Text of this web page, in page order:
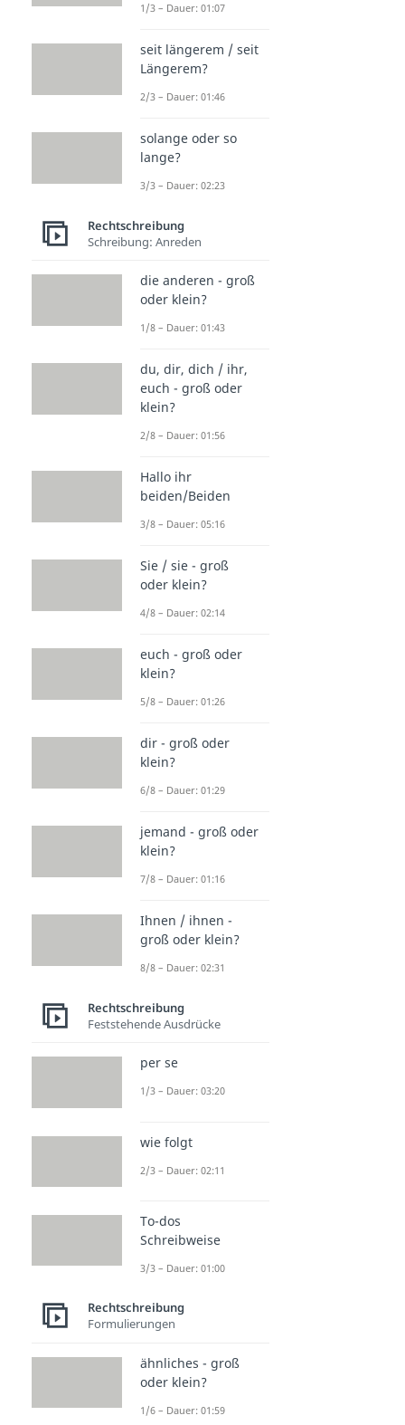
1/3 – Dauer: 01:07
seit längerem / seit
Längerem?
2/3 – Dauer: 01:46
solange oder so
lange?
3/3 – Dauer: 02:23
Rechtschreibung
Schreibung: Anreden
die anderen - groß
oder klein?
1/8 – Dauer: 01:43
du, dir, dich / ihr,
euch - groß oder
klein?
2/8 – Dauer: 01:56
Hallo ihr
beiden/Beiden
3/8 – Dauer: 05:16
Sie / sie - groß
oder klein?
4/8 – Dauer: 02:14
euch - groß oder
klein?
5/8 – Dauer: 01:26
dir - groß oder
klein?
6/8 – Dauer: 01:29
jemand - groß oder
klein?
7/8 – Dauer: 01:16
Ihnen / ihnen -
groß oder klein?
8/8 – Dauer: 02:31
Rechtschreibung
Feststehende Ausdrücke
per se
1/3 – Dauer: 03:20
wie folgt
2/3 – Dauer: 02:11
To-dos
Schreibweise
3/3 – Dauer: 01:00
Rechtschreibung
Formulierungen
ähnliches - groß
oder klein?
1/6 – Dauer: 01:59